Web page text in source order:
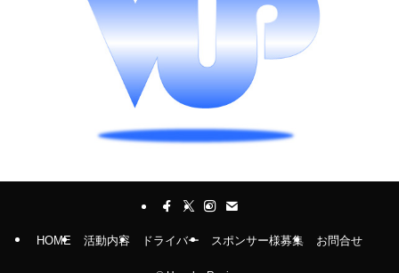
HOME 活動内容 ドライバー スポンサー様募集 お問合せ